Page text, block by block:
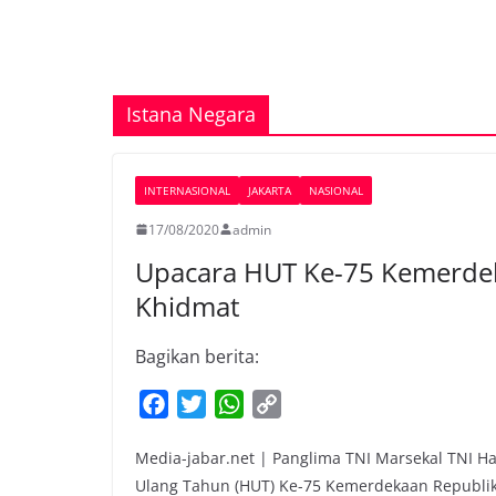
Istana Negara
INTERNASIONAL JAKARTA NASIONAL
17/08/2020 admin
Upacara HUT Ke-75
Khidmat
Bagikan berita:
c
e
i
t
W
a
t
p
y
Media-jabar.net | Panglima TNI Marsekal TNI
Ulang Tahun (HUT) Ke-75 Kemerdekaan